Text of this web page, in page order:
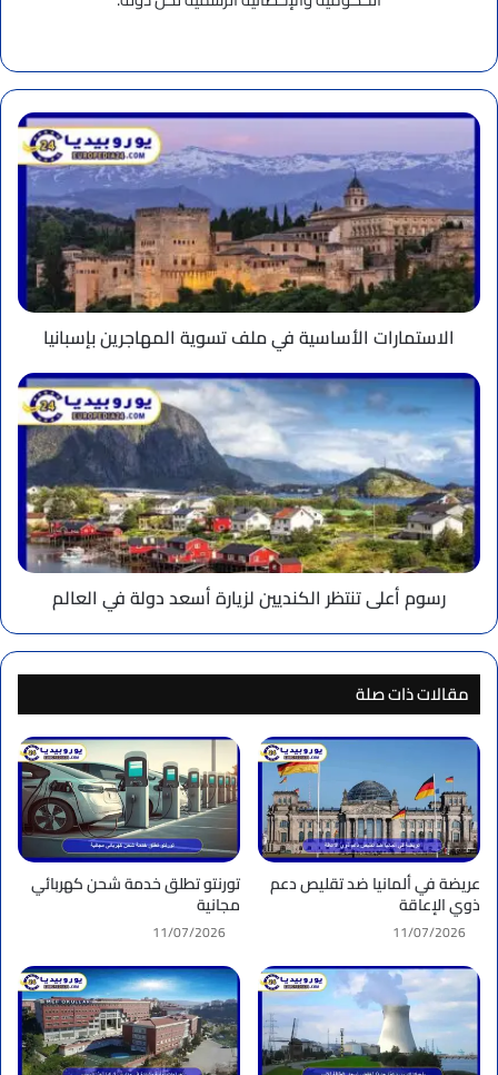
الاستمارات
الأساسية
في
ملف
تسوية
المهاجرين
بإسبانيا
الاستمارات الأساسية في ملف تسوية المهاجرين بإسبانيا
رسوم
أعلى
تنتظر
الكنديين
لزيارة
أسعد
دولة
في
العالم
رسوم أعلى تنتظر الكنديين لزيارة أسعد دولة في العالم
مقالات ذات صلة
عريضة في ألمانيا ضد تقليص دعم
ذوي الإعاقة
11/07/2026
تورنتو تطلق خدمة شحن كهربائي
مجانية
11/07/2026